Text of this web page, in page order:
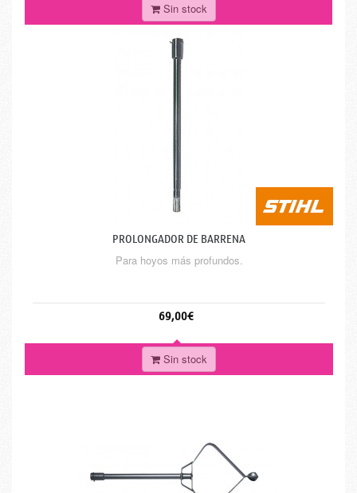
Sin stock
PROLONGADOR DE BARRENA
Para hoyos más profundos.
69,00€
Sin stock